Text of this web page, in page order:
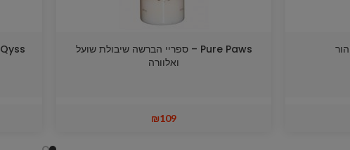
Pure Paws – ספריי הברשה שיבולת שועל
ואלוורה
₪109